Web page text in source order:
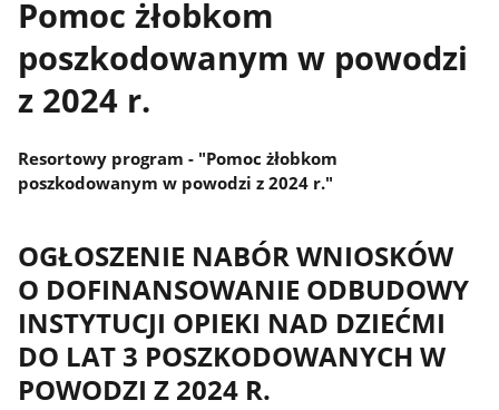
Pomoc żłobkom
poszkodowanym w powodzi
z 2024 r.
Resortowy program - "Pomoc żłobkom
poszkodowanym w powodzi z 2024 r."
OGŁOSZENIE NABÓR WNIOSKÓW
O DOFINANSOWANIE ODBUDOWY
INSTYTUCJI OPIEKI NAD DZIEĆMI
DO LAT 3 POSZKODOWANYCH W
POWODZI Z 2024 R.